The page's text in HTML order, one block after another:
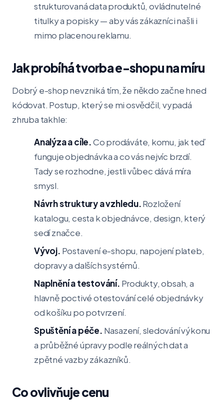
strukturovaná data produktů, ovládnutelné
titulky a popisky — aby vás zákazníci našli i
mimo placenou reklamu.
Jak probíhá tvorba e-shopu na míru
Dobrý e-shop nevzniká tím, že někdo začne hned
kódovat. Postup, který se mi osvědčil, vypadá
zhruba takhle:
Analýza a cíle.Co prodáváte, komu, jak teď
funguje objednávka a co vás nejvíc brzdí.
Tady se rozhodne, jestli vůbec dává míra
smysl.
Návrh struktury a vzhledu.Rozložení
katalogu, cesta k objednávce, design, který
sedí značce.
Vývoj. Postavení e-shopu, napojení plateb,
dopravy a dalších systémů.
Naplnění a testování. Produkty, obsah, a
hlavně poctivé otestování celé objednávky
od košíku po potvrzení.
Spuštění a péče. Nasazení, sledování výkonu
a průběžné úpravy podle reálných dat a
zpětné vazby zákazníků.
Co ovlivňuje cenu